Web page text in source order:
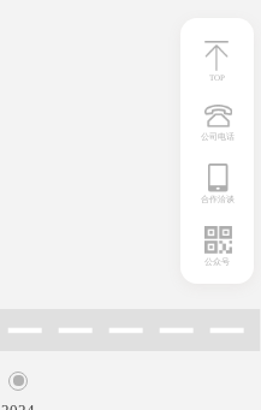
TOP
公司电话
合作洽谈
公众号